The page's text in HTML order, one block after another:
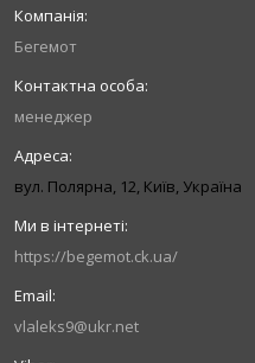
Бегемот
менеджер
вул. Полярна, 12, Київ, Україна
https://begemot.ck.ua/
vlaleks9@ukr.net